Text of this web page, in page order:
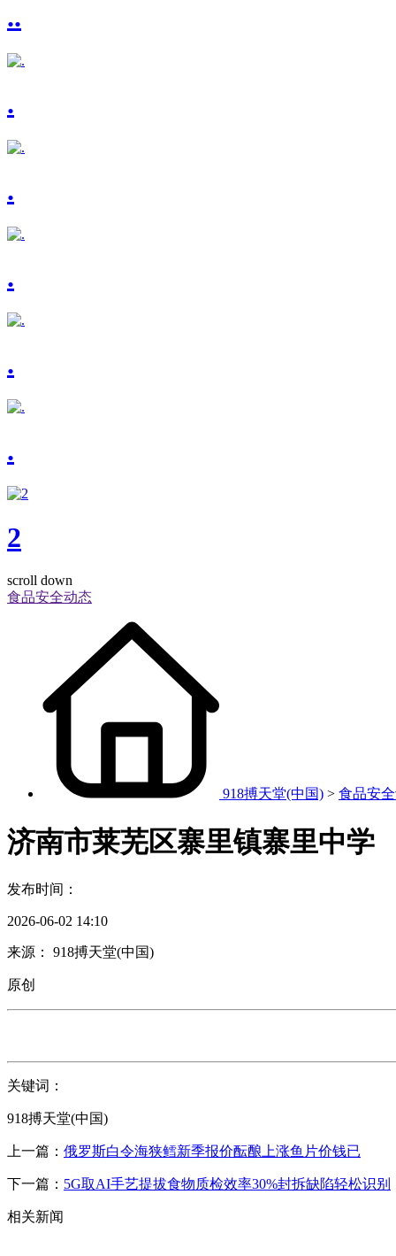
..
.
.
.
.
.
2
scroll down
食品安全动态
918搏天堂(中国) > 食品安
济南市莱芜区寨里镇寨里中学
发布时间：
2026-06-02 14:10
来源： 918搏天堂(中国)
原创
关键词：
918搏天堂(中国)
上一篇： 俄罗斯白令海狭鳕新季报价酝酿上涨鱼片价钱已
下一篇： 5G取AI手艺提拔食物质检效率30%封拆缺陷轻松识别
相关新闻